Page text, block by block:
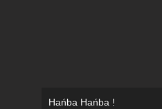
Hańba Hańba !